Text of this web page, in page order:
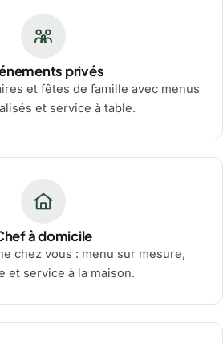
privés
et fêtes de famille avec menus
et service à table.
à domicile
chez vous : menu sur mesure,
et service à la maison.